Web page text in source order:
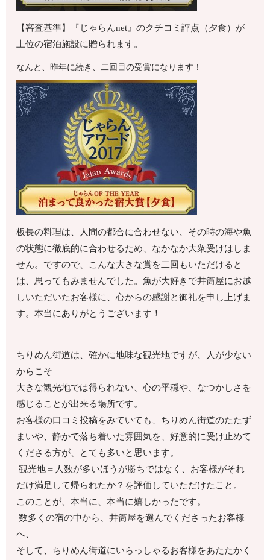
【審査基準】『じゃらんnet』のクチコミ評点（夕食）が
上位の宿泊施設に贈られます。
なんと、昨年に続き、二回目の受賞になります！
板長の料理は、人間の都合に合わせない、その時の海や魚
の状態に徹底的に合わせるため、なかなか大衆受けはしま
せん。ですので、こんな大きな賞を二回もいただけると
は、思ってもみませんでした。魚が大好きで井筒屋にお越
しいただいたお客様に、心からの感謝と御礼を申し上げま
す。本当にありがとうございます！
ちりめん街道は、確かに地味な観光地ですが、人が少ない
からこそ
大きな観光地では得られない、心の平穏や、なつかしさを
感じることが出来る場所です。
お客様の口コミ投稿をみていても、ちりめん街道のたたず
まいや、静かで落ち着いた雰囲気を、好意的に受け止めて
くださる方が、とても多いと思います。
観光地＝人数が多いほうが勝ちではなく、お客様がそれ
だけ満足して帰られたか？を評価していただけたこと。
このことが、本当に、本当に嬉しかったです。
数多くの宿の中から、井筒屋を選んでくださったお客様
へ、
そして、ちりめん街道にいらっしゃるお客様をあたたかく